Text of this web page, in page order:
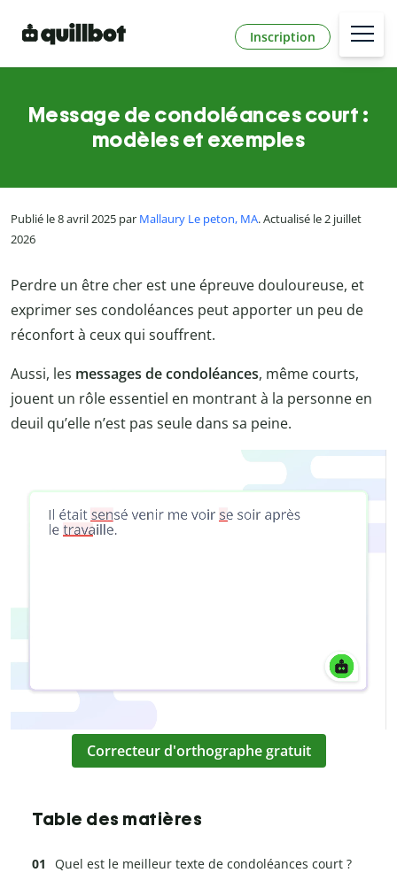
Inscription
Message de condoléances court :
modèles et exemples
Publié le 8 avril 2025 par Mallaury Le peton, MA. Actualisé le 2 juillet
2026
Perdre un être cher est une épreuve douloureuse, et
exprimer ses condoléances peut apporter un peu de
réconfort à ceux qui souffrent.
Aussi, les messages de condoléances, même courts,
jouent un rôle essentiel en montrant à la personne en
deuil qu’elle n’est pas seule dans sa peine.
Correcteur d'orthographe gratuit
Table des matières
Quel est le meilleur texte de condoléances court ?